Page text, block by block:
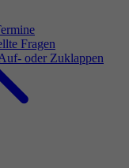
Fragen
oder Zuklappen